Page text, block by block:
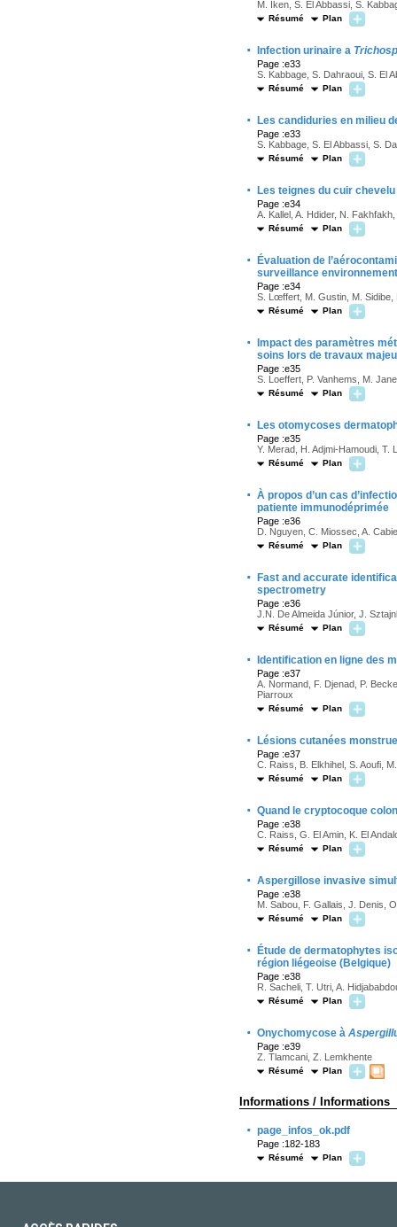
M. Iken, S. El Abbassi, S.
Résumé Plan
· Infection urinaire a
Page :e33
S. Kabbage, S. Dahraoui, S. El
Résumé Plan
· Les candiduries en milieu
Page :e33
S. Kabbage, S. El Abbassi, S.
Résumé Plan
· Les teignes du cuir
Page :e34
A. Kallel, A. Hdider, N.
Résumé Plan
·
Évaluation de
surveillance
Page :e34
S. Lœffert, M. Gustin, M. Sidibe,
Résumé Plan
·
Impact des paramètres
soins lors de travaux
Page :e35
S. Loeffert, P. Vanhems, M.
Résumé Plan
· Les otomycoses
Page :e35
Y. Merad, H. Adjmi-Hamoudi, T.
Résumé Plan
· À propos d’un cas
patiente immunodéprimée
Page :e36
D. Nguyen, C. Miossec, A.
Résumé Plan
·
Fast and accurate
spectrometry
Page :e36
J.N. De Almeida Júnior, J.
Résumé Plan
· Identification en ligne des
Page :e37
A. Normand, F. Djenad, P.
Piarroux
Résumé Plan
· Lésions cutanées
Page :e37
C. Raiss, B. Elkhihel, S. Aoufi,
Résumé Plan
· Quand le cryptocoque
Page :e38
C. Raiss, G. El Amin, K. El
Résumé Plan
· Aspergillose invasive
Page :e38
M. Sabou, F. Gallais, J. Denis,
Résumé Plan
·
Étude de dermatophytes
région liégeoise (Belgique)
Page :e38
R. Sacheli, T. Utri, A.
Résumé Plan
· Onychomycose à
Page :e39
Z. Tlamcani, Z. Lemkhente
Résumé Plan
Informations / Informations
· page_infos_ok.pdf
Page :182-183
Résumé Plan